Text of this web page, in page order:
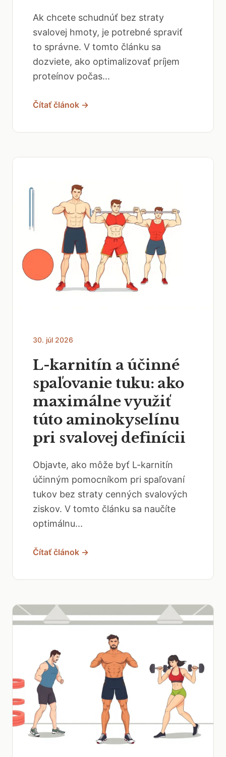
Ak chcete schudnúť bez straty
svalovej hmoty, je potrebné spraviť
to správne. V tomto článku sa
dozviete, ako optimalizovať príjem
proteínov počas...
Čítať článok →
30. júl 2026
L-karnitín a účinné
spaľovanie tuku: ako
maximálne využiť
túto aminokyselínu
pri svalovej definícii
Objavte, ako môže byť L-karnitín
účinným pomocníkom pri spaľovaní
tukov bez straty cenných svalových
ziskov. V tomto článku sa naučíte
optimálnu...
Čítať článok →